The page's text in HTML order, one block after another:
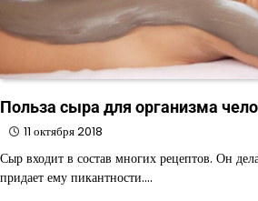
Польза сыра для организма
11 октября 2018
Сыр входит в состав многих рецептов. Он
придает ему пикантности.…